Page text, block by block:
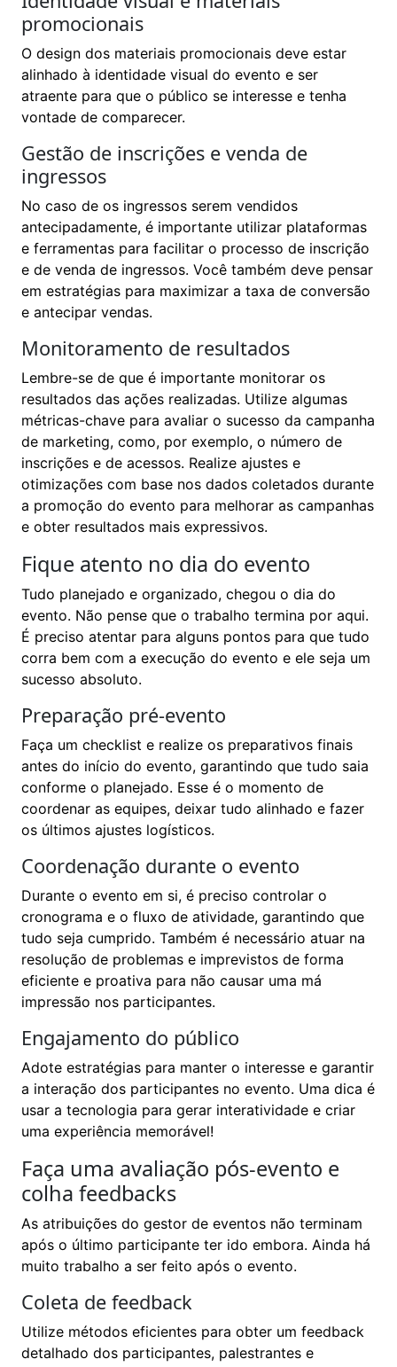
promocionais
O design dos materiais promocionais deve estar
alinhado à identidade visual do evento e ser
atraente para que o público se interesse e tenha
vontade de comparecer.
Gestão de inscrições e venda de
ingressos
No caso de os ingressos serem vendidos
antecipadamente, é importante utilizar plataformas
e ferramentas para facilitar o processo de inscrição
e de venda de ingressos. Você também deve pensar
em estratégias para maximizar a taxa de conversão
e antecipar vendas.
Monitoramento de resultados
Lembre-se de que é importante monitorar os
resultados das ações realizadas. Utilize algumas
métricas-chave para avaliar o sucesso da campanha
de marketing, como, por exemplo, o número de
inscrições e de acessos. Realize ajustes e
otimizações com base nos dados coletados durante
a promoção do evento para melhorar as campanhas
e obter resultados mais expressivos.
Fique atento no dia do evento
Tudo planejado e organizado, chegou o dia do
evento. Não pense que o trabalho termina por aqui.
É preciso atentar para alguns pontos para que tudo
corra bem com a execução do evento e ele seja um
sucesso absoluto.
Preparação pré-evento
Faça um checklist e realize os preparativos finais
antes do início do evento, garantindo que tudo saia
conforme o planejado. Esse é o momento de
coordenar as equipes, deixar tudo alinhado e fazer
os últimos ajustes logísticos.
Coordenação durante o evento
Durante o evento em si, é preciso controlar o
cronograma e o fluxo de atividade, garantindo que
tudo seja cumprido. Também é necessário atuar na
resolução de problemas e imprevistos de forma
eficiente e proativa para não causar uma má
impressão nos participantes.
Engajamento do público
Adote estratégias para manter o interesse e garantir
a interação dos participantes no evento. Uma dica é
usar a tecnologia para gerar interatividade e criar
uma experiência memorável!
Faça uma avaliação pós-evento e
colha feedbacks
As atribuições do gestor de eventos não terminam
após o último participante ter ido embora. Ainda há
muito trabalho a ser feito após o evento.
Coleta de feedback
Utilize métodos eficientes para obter um feedback
detalhado dos participantes, palestrantes e